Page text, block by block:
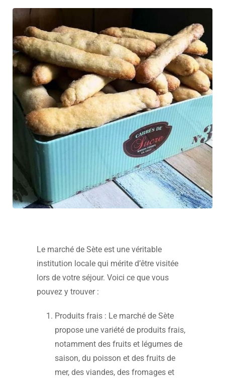
Le marché de Sète est une véritable
institution locale qui mérite d’être visitée
lors de votre séjour. Voici ce que vous
pouvez y trouver :
Produits frais : Le marché de Sète
propose une variété de produits frais,
notamment des fruits et légumes de
saison, du poisson et des fruits de
mer, des viandes, des fromages et